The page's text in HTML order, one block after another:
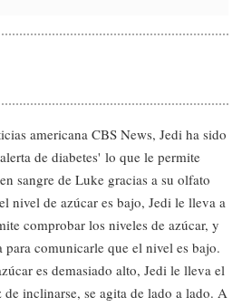
americana CBS News, Jedi ha sido
de diabetes' lo que le permite
sangre de Luke gracias a su olfato
nivel de azúcar es bajo, Jedi le lleva a
comprobar los niveles de azúcar, y
para comunicarle que el nivel es bajo.
es demasiado alto, Jedi le lleva el
inclinarse, se agita de lado a lado. A